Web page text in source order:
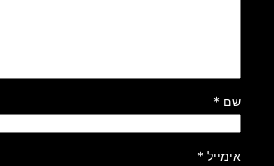
שם *
אימייל *